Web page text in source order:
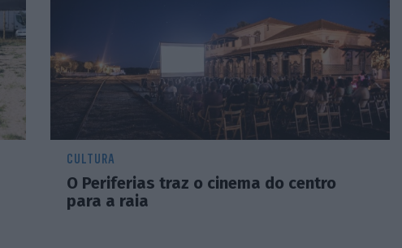
CULTURA
O Periferias traz o cinema do centro
para a raia